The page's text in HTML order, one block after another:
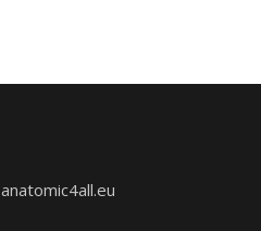
anatomic4all.eu